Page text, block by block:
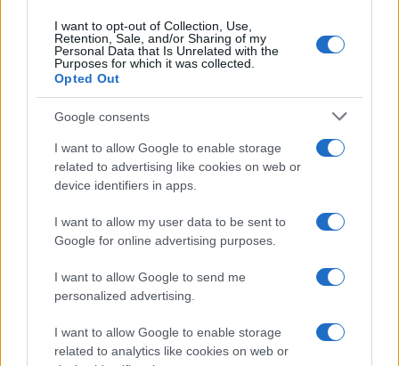
I want to opt-out of Collection, Use,
Retention, Sale, and/or Sharing of my
Personal Data that Is Unrelated with the
Purposes for which it was collected.
Opted Out
Google consents
I want to allow Google to enable storage
related to advertising like cookies on web or
device identifiers in apps.
I want to allow my user data to be sent to
Google for online advertising purposes.
I want to allow Google to send me
personalized advertising.
I want to allow Google to enable storage
related to analytics like cookies on web or
Magna Pars Milano: un’esperienza olfattiva unica in un
Matteo Pellegrino · 7 Ago 2026
LIFESTYLE